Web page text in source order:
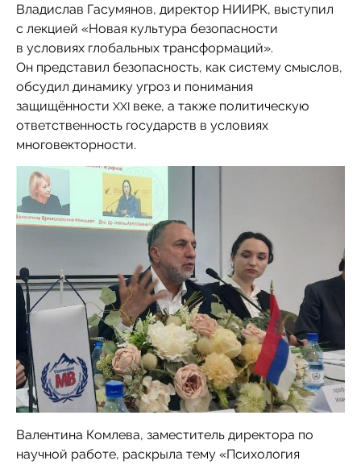
Владислав Гасумянов, директор НИИРК, выступил
с лекцией «Новая культура безопасности
в условиях глобальных трансформаций».
Он представил безопасность, как систему смыслов,
обсудил динамику угроз и понимания
защищённости XXI веке, а также политическую
ответственность государств в условиях
многовекторности.
Валентина Комлева, заместитель директора по
научной работе, раскрыла тему «Психология